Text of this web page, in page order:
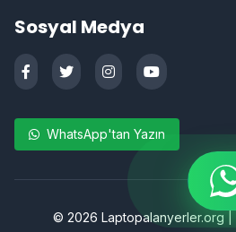
Sosyal Medya
WhatsApp'tan Yazın
© 2026 Laptopalanyerler.org |